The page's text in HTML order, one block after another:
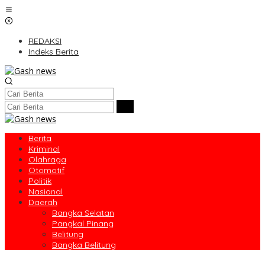
Lewati
ke
REDAKSI
Indeks Berita
Berita
Kriminal
Olahraga
Otomotif
Politik
Nasional
Daerah
Bangka Selatan
Pangkal Pinang
Belitung
Bangka Belitung